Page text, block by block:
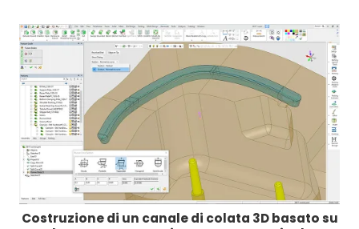
Costruzione di un canale di colata 3D basato su